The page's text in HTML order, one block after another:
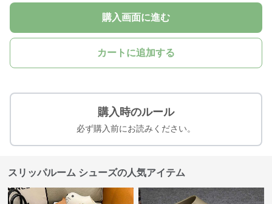
購入画面に進む
カートに追加する
購入時のルール
必ず購入前にお読みください。
スリッパルーム シューズの人気アイテム